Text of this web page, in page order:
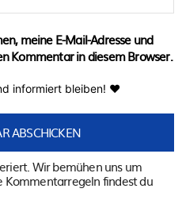
meine E-Mail-Adresse und
Kommentar in diesem Browser.
informiert bleiben! ♥
Wir bemühen uns um
Kommentarregeln findest du